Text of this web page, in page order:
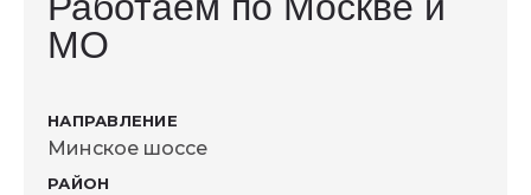
МО
Минское шоссе